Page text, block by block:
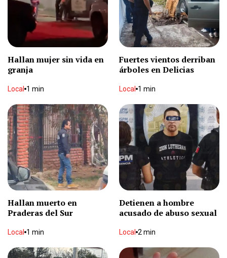
Hallan mujer sin vida en
granja
Local 1 min
Fuertes vientos derriban
árboles en Delicias
Local 1 min
Hallan muerto en
Praderas del Sur
Local 1 min
Detienen a hombre
acusado de abuso sexual
Local 2 min